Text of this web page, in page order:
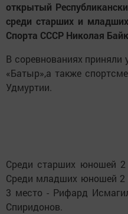
открытый
среди старших и
Спорта СССР Николая
В соревнованиях
«Батыр»,а также
Удмуртии.
Среди старших юношей
Среди младших юношей
3 место - Рифард
Спиридонов.